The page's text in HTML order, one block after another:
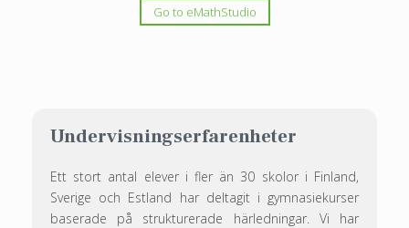
Go to eMathStudio
Undervisningserfarenheter
Ett stort antal elever i fler än 30 skolor i Finland,
Sverige och Estland har deltagit i gymnasiekurser
baserade på strukturerade härledningar. Vi har